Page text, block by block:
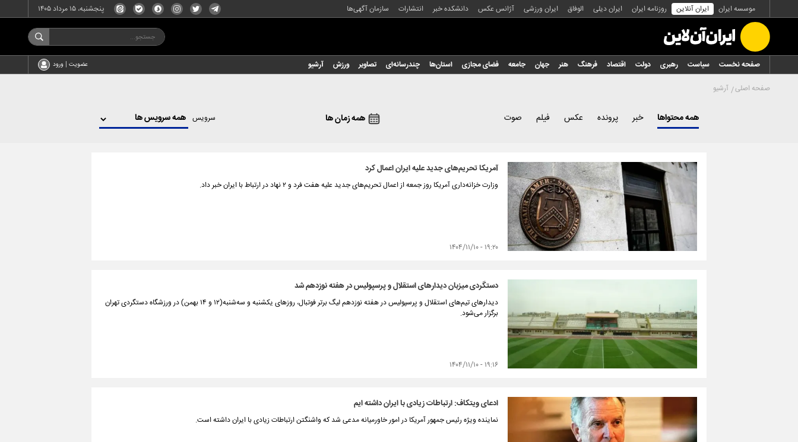
موسسه ایران ایران آنلاین روزنامه ایران ایران دیلی الوفاق ایران ورزشی آژانس عکس دانشکده خبر انتشارات سازمان آگهی‌ها پنجشنبه، ۱۵ مرداد ۱۴۰۵
صفحه نخست سیاست رهبری دولت اقتصاد فرهنگ هنر جهان جامعه فضای مجازی استان‌ها چندرسانه‌ای تصاویر ورزش آرشیو عضویت | ورود
صفحه اصلی آرشیو
همه محتواها خبر پرونده عکس فیلم صوت همه زمان ها سرویس
آمریکا تحریم‌های جدید علیه ایران اعمال کرد
وزارت خزانه‌داری آمریکا روز جمعه از اعمال تحریم‌های جدید علیه هفت فرد و ۲ نهاد در ارتباط با ایران خبر داد.
۱۹:۲۰ - ۱۴۰۴/۱۱/۱۰
دستگردی میزبان دیدارهای استقلال و پرسپولیس در هفته نوزدهم شد
دیدارهای تیم‎‌های استقلال و پرسپولیس در هفته نوزدهم لیگ برتر فوتبال، روزهای یکشنبه و سه‌شنبه(۱۲ و ۱۴ بهمن) در ورزشگاه دستگردی تهران
برگزار می‌شود.
۱۹:۱۶ - ۱۴۰۴/۱۱/۱۰
ادعای ویتکاف: ارتباطات زیادی با ایران داشته ایم
نماینده ویژه رئیس جمهور آمریکا در امور خاورمیانه مدعی شد که واشنگتن ارتباطات زیادی با ایران داشته است.